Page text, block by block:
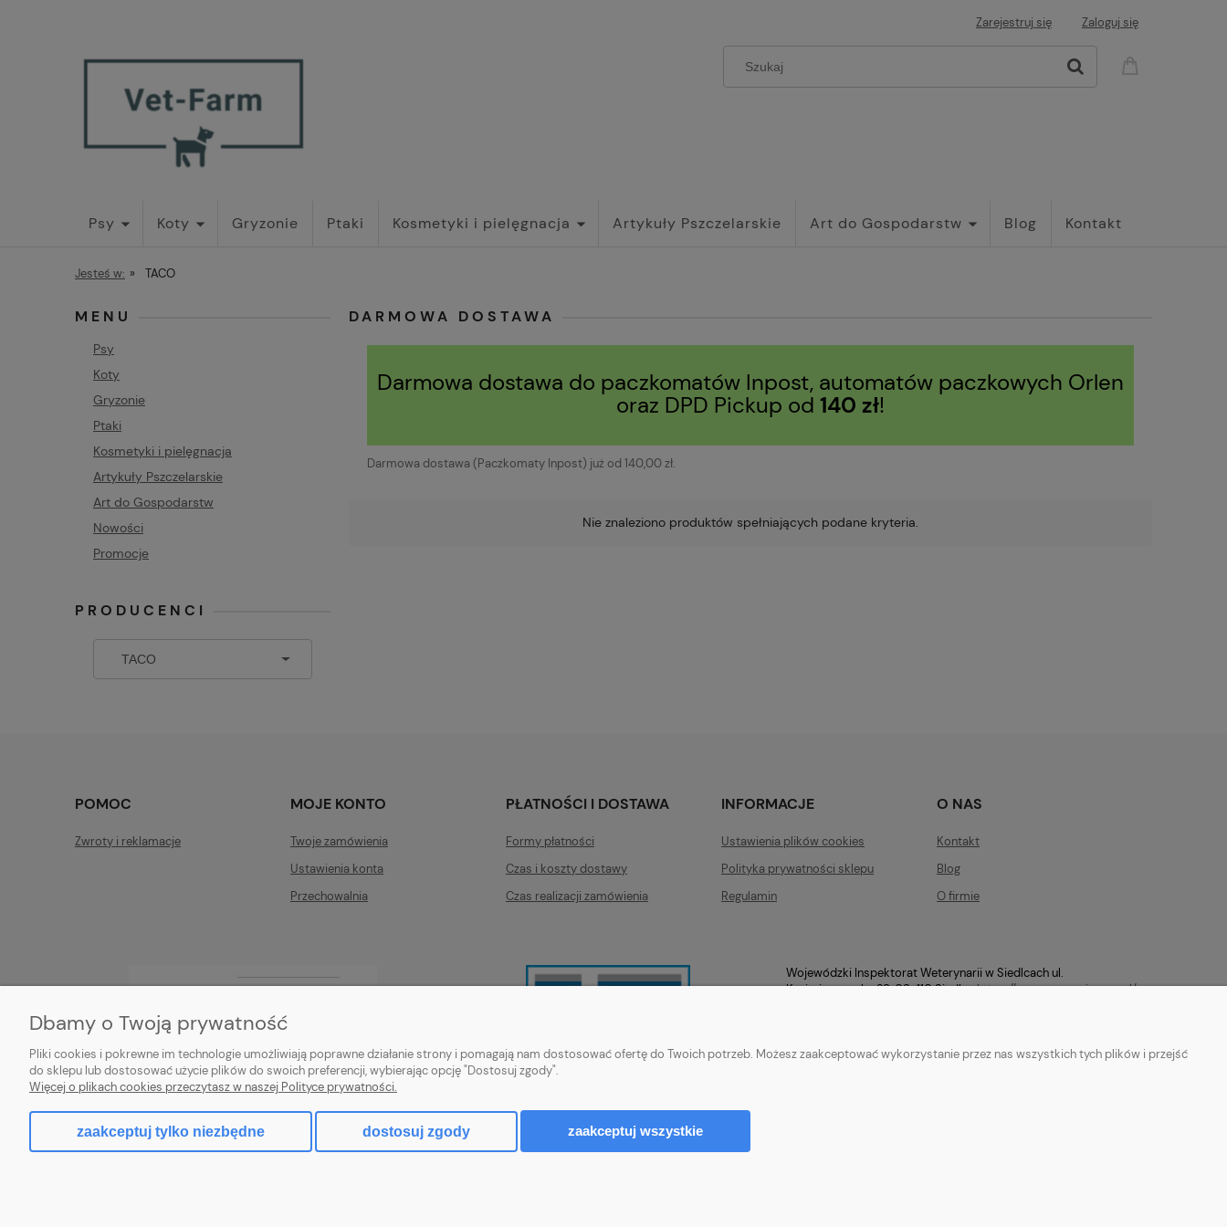
Zarejestruj się Zaloguj się
Psy Koty Gryzonie Ptaki Kosmetyki i pielęgnacja Artykuły Pszczelarskie Art do Gospodarstw Blog Kontakt
Jesteś w: » TACO
MENU
Psy
Koty
Gryzonie
Ptaki
Kosmetyki i pielęgnacja
Artykuły Pszczelarskie
Art do Gospodarstw
Nowości
Promocje
PRODUCENCI
DARMOWA DOSTAWA
Darmowa dostawa do paczkomatów Inpost, automatów paczkowych Orlen
oraz DPD Pickup od 140 zł!
Darmowa dostawa (Paczkomaty Inpost) już od 140,00 zł.
Nie znaleziono produktów spełniających podane kryteria.
POMOC
Zwroty i reklamacje
MOJE KONTO
Twoje zamówienia
Ustawienia konta
Przechowalnia
PŁATNOŚCI I DOSTAWA
Formy płatności
Czas i koszty dostawy
Czas realizacji zamówienia
INFORMACJE
Ustawienia plików cookies
Polityka prywatności sklepu
Regulamin
O NAS
Kontakt
Blog
O firmie
Wojewódzki Inspektorat Weterynarii w Siedlcach ul.
Kazimierzowska 29, 08-110 Siedlcehttps://mazowsze.wiw.gov.pl/
Dbamy o Twoją prywatność
Pliki cookies i pokrewne im technologie umożliwiają poprawne działanie strony i pomagają nam dostosować ofertę do Twoich potrzeb. Możesz zaakceptować wykorzystanie przez nas wszystkich tych plików i przejść
do sklepu lub dostosować użycie plików do swoich preferencji, wybierając opcję "Dostosuj zgody".
Więcej o plikach cookies przeczytasz w naszej Polityce prywatności.
zaakceptuj tylko niezbędne dostosuj zgody zaakceptuj wszystkie